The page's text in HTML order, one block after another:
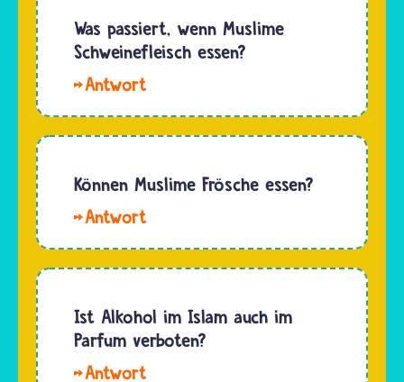
und…
verbotenen
Dingen.
Nur
wenige…
Was passiert, wenn Muslime
Schweinefleisch essen?
Viele
und
nehmen
die
islamischen
sehr
ernst.
Nicht
Können Muslime Frösche essen?
Nach den
Speisevorschriften
können
Ist Alkohol im Islam auch im
Parfum verboten?